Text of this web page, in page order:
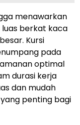
menawarkan
luas berkat kaca
Kursi
pada
optimal
durasi kerja
dan mudah
penting bagi